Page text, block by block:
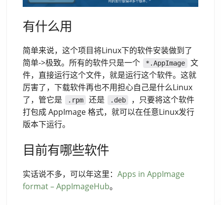
有什么用
简单来说，这个项目将Linux下的软件安装做到了
简单->极致。所有的软件只是一个
*.AppImage
文
件，直接运行这个文件，就是运行这个软件。这就
厉害了，下载软件再也不用担心自己是什么Linux
了，管它是
.rpm 还是 .deb
，只要将这个软件
打包成 AppImage 格式，就可以在任意Linux发行
版本下运行。
目前有哪些软件
实话说不多，可以年这里： Apps in AppImage
format – AppImageHub。